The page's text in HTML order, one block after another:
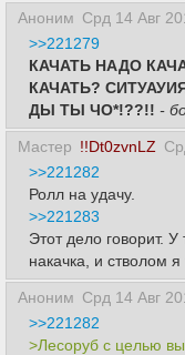
Аноним Срд 14 Авг
>>221279
КАЧАТЬ НАДО
КАЧАТЬ?
ДЫ ТЫ ЧО*!??!! -
Мастер !!Dt0zvnLZ
>>221282
Ролл на удачу.
>>221283
Этот дело говорит.
накачка, и стволом
Аноним Срд 14 Авг
>>221282
>Лесоруб с целью